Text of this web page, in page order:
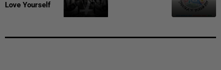
Love Yourself